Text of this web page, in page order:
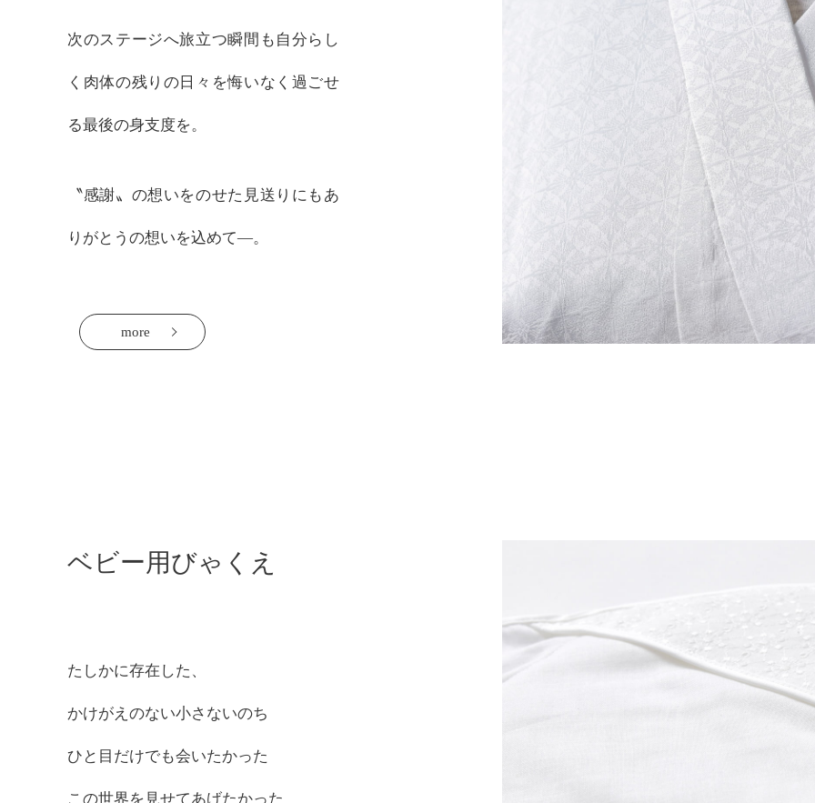
次のステージへ旅立つ瞬間も自分らし
く肉体の残りの日々を悔いなく過ごせ
る最後の身支度を。
〝感謝〟の想いをのせた見送りにもあ
りがとうの想いを込めて―。
more
ベビー用びゃくえ
たしかに存在した、
かけがえのない小さないのち
ひと目だけでも会いたかった
この世界を見せてあげたかった